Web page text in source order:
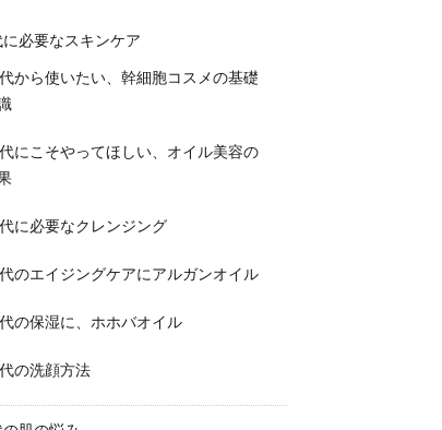
必要なスキンケア
から使いたい、幹細胞コスメの基礎
にこそやってほしい、オイル美容の
に必要なクレンジング
のエイジングケアにアルガンオイル
の保湿に、ホホバオイル
の洗顔方法